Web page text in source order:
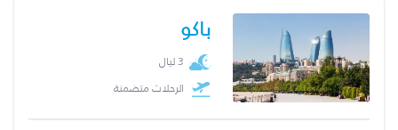
باكو
3 ليال
الرحلات متضمنة